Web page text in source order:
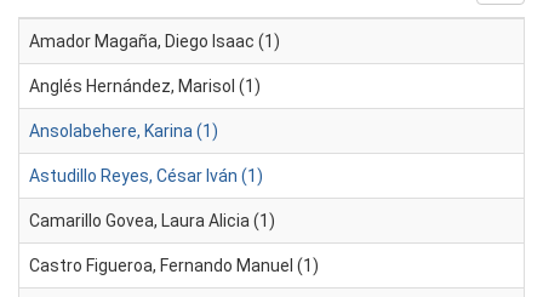
Amador Magaña, Diego Isaac (1)
Anglés Hernández, Marisol (1)
Ansolabehere, Karina (1)
Astudillo Reyes, César Iván (1)
Camarillo Govea, Laura Alicia (1)
Castro Figueroa, Fernando Manuel (1)